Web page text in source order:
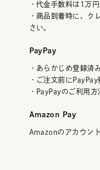
・代金手数料は1万
・商品到着時に、ク
さい。
PayPay
・あらかじめ登録済
・ご注文前に
・PayPayのご利用
Amazon Pay
Amazonのアカウン